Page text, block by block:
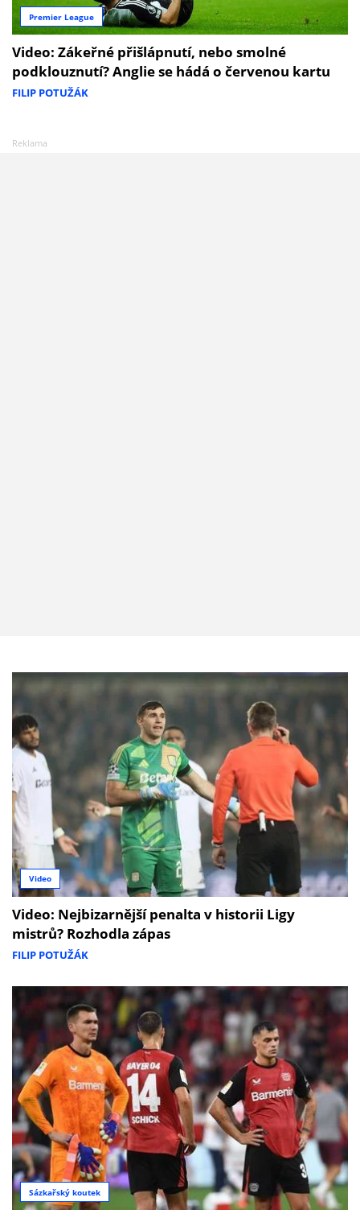
Premier League
Video: Zákeřné přišlápnutí, nebo smolné
podklouznutí? Anglie se hádá o červenou kartu
FILIP POTUŽÁK
Video
Video: Nejbizarnější penalta v historii Ligy
mistrů? Rozhodla zápas
FILIP POTUŽÁK
Sázkařský koutek